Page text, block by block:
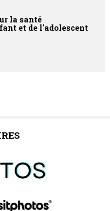
la santé
et de l'adolescent